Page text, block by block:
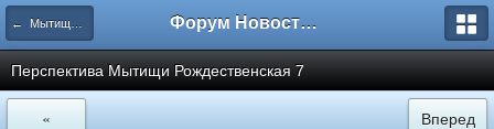
← Мытищи, Рождественская 7 Форум Новостройки
Перспектива Мытищи Рождественская 7
«
Вперед